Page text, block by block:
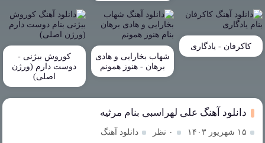
کاکرفان - یادگاری
شهاب بخارایی و هادی
برهان - هنوز همونم
کوروش بیژنی -
دوست دارم (ورژن
اصلی)
دانلود آهنگ علی لهراسبی بنام مرثیه
۱۵ شهریور ۱۴۰۳ ۰ نظر دانلود آهنگ